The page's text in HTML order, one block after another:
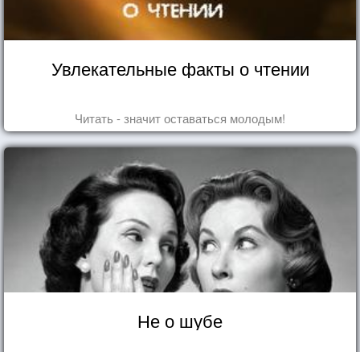
Увлекательные факты о чтении
Читать - значит оставаться молодым!
Не о шубе